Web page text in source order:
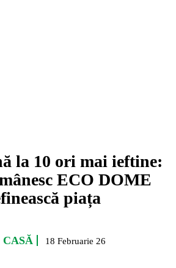
la 10 ori mai ieftine:
ECO DOME
piața
18 Februarie 26